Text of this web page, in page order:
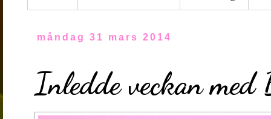
måndag 31 mars 2014
Inledde veckan med